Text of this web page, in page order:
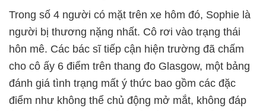
Trong số 4 người có mặt trên xe hôm đó, Sophie là
người bị thương nặng nhất. Cô rơi vào trạng thái
hôn mê. Các bác sĩ tiếp cận hiện trường đã chấm
cho cô ấy 6 điểm trên thang đo Glasgow, một bảng
đánh giá tình trạng mất ý thức bao gồm các đặc
điểm như không thể chủ động mở mắt, không đáp